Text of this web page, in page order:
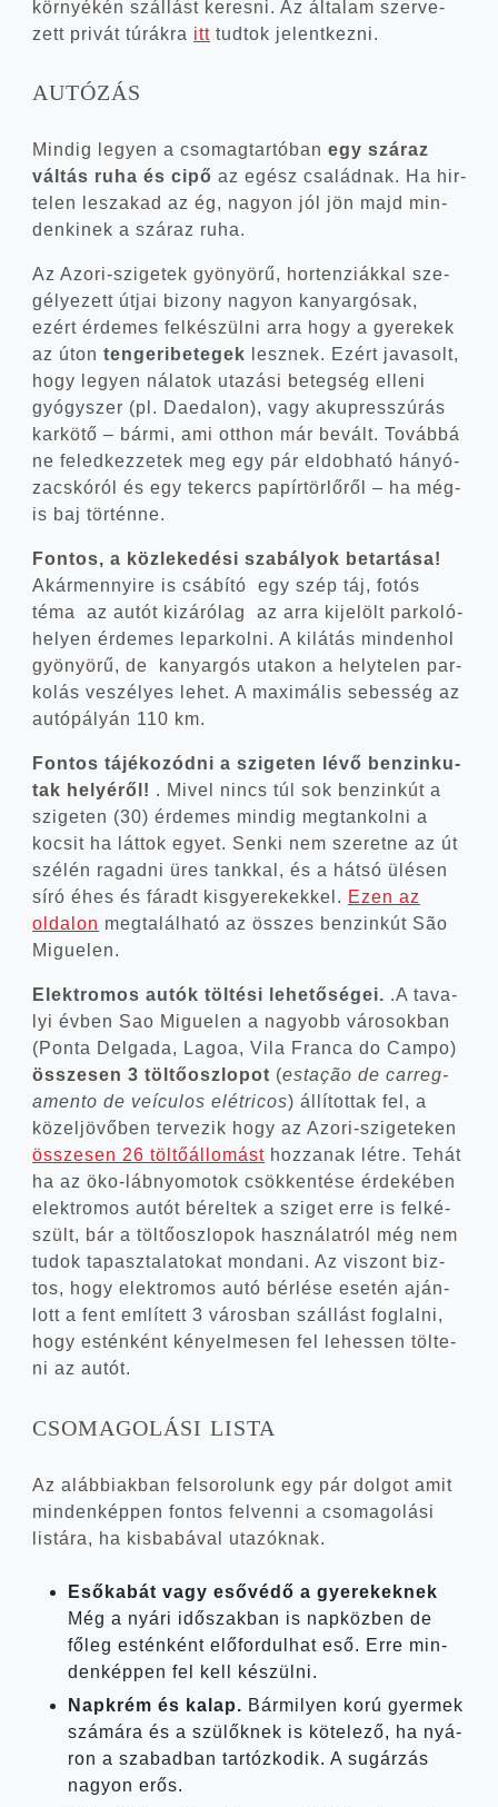
kör­nyé­kén szál­lást keres­ni. Az álta­lam szer­ve­
zett pri­vát túrák­ra itt tud­tok jelentkezni.
AUTÓZÁS
Min­dig legyen a cso­mag­tar­tó­ban egy szá­raz
vál­tás ruha és cipő az egész csa­lád­nak. Ha hir­
te­len lesza­kad az ég, nagyon jól jön majd min­
den­ki­nek a szá­raz ruha.
Az Azori-szigetek gyö­nyö­rű, hor­ten­zi­ák­kal sze­
gé­lye­zett útjai bizony nagyon kanyar­gó­sak,
ezért érde­mes fel­ké­szül­ni arra hogy a gye­re­kek
az úton ten­ge­ri­be­te­gek lesz­nek. Ezért java­solt,
hogy legyen nála­tok uta­zá­si beteg­ség elle­ni
gyógy­szer (pl. Dae­da­lon), vagy aku­presszú­rás
kar­kö­tő – bár­mi, ami ott­hon már bevált. Továb­bá
ne feled­kez­ze­tek meg egy pár eldob­ha­tó hányó­
zacs­kó­ról és egy tekercs papír­tör­lő­ről – ha még­
is baj történne.
Fon­tos, a köz­le­ke­dé­si sza­bá­lyok betar­tá­sa!
Akár­mennyi­re is csá­bí­tó egy szép táj, fotós
téma az autót kizá­ró­lag az arra kije­lölt par­ko­ló­
he­lyen érde­mes lepar­kol­ni. A kilá­tás min­den­hol
gyö­nyö­rű, de kanyar­gós uta­kon a hely­te­len par­
ko­lás veszé­lyes lehet. A maxi­má­lis sebes­ség az
autó­pá­lyán 110 km.
Fon­tos tájé­ko­zód­ni a szi­ge­ten lévő ben­zin­ku­
tak helyé­ről! . Mivel nincs túl sok ben­zin­kút a
szi­ge­ten (30) érde­mes min­dig meg­tan­kol­ni a
kocsit ha lát­tok egyet. Sen­ki nem sze­ret­ne az út
szé­lén ragad­ni üres tank­kal, és a hát­só ülé­sen
síró éhes és fáradt kis­gye­re­kek­kel. Ezen az
olda­lon meg­ta­lál­ha­tó az összes ben­zin­kút São
Miguelen.
Elekt­ro­mos autók töl­té­si lehe­tő­sé­gei. .A tava­
lyi évben Sao Migue­len a nagyobb váro­sok­ban
(Pon­ta Del­ga­da, Lagoa, Vila Fran­ca do Cam­po)
össze­sen 3 töl­tő­osz­lo­pot (est­ação de car­reg­
amen­to de veí­cu­los elét­ri­cos) állí­tot­tak fel, a
közel­jö­vő­ben ter­ve­zik hogy az Azori-szigeteken
össze­sen 26 töl­tő­ál­lo­mást hoz­za­nak lét­re. Tehát
ha az öko-lábnyomotok csök­ken­té­se érde­ké­ben
elekt­ro­mos autót bérel­tek a szi­get erre is fel­ké­
szült, bár a töl­tő­osz­lo­pok hasz­ná­lat­ról még nem
tudok tapasz­ta­la­to­kat mon­da­ni. Az viszont biz­
tos, hogy elekt­ro­mos autó bér­lé­se ese­tén aján­
lott a fent emlí­tett 3 város­ban szál­lást fog­lal­ni,
hogy estén­ként kényel­me­sen fel lehes­sen töl­te­
ni az autót.
CSOMAGOLÁSI LISTA
Az aláb­bi­ak­ban fel­so­ro­lunk egy pár dol­got amit
min­den­kép­pen fon­tos fel­ven­ni a cso­ma­go­lá­si
lis­tá­ra, ha kis­ba­bá­val utazóknak.
Eső­ka­bát vagy eső­vé­dő a gyerekeknek
Még a nyá­ri idő­szak­ban is nap­köz­ben de
főleg estén­ként elő­for­dul­hat eső. Erre min­
den­kép­pen fel kell készülni.
Nap­krém és kalap. Bár­mi­lyen korú gyer­mek
szá­má­ra és a szü­lők­nek is köte­le­ző, ha nyá­
ron a sza­bad­ban tar­tóz­ko­dik. A sugár­zás
nagyon erős.